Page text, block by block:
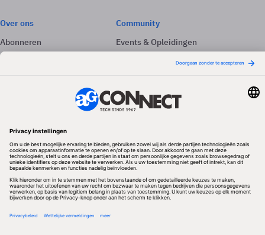
Over ons
Abonneren
Adverteren
Community
Events & Opleidingen
Nieuwsbrieven
Volg ons
Redactionele partner